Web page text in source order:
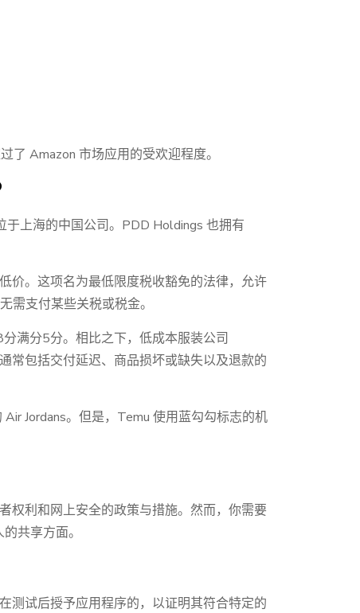
Amazon 市场应用的受欢迎程度。
上海的中国公司。PDD Holdings 也拥有
价。这项名为最低限度税收豁免的法律，允许
需支付某些关税或税金。
满分5分。相比之下，低成本服装公司
常包括交付延迟、商品损坏或缺失以及退款的
Jordans。但是，Temu 使用蓝勾勾标志的机
权利和网上安全的政策与措施。然而，你需要
共享方面。
测试后授予应用程序的，以证明其符合特定的